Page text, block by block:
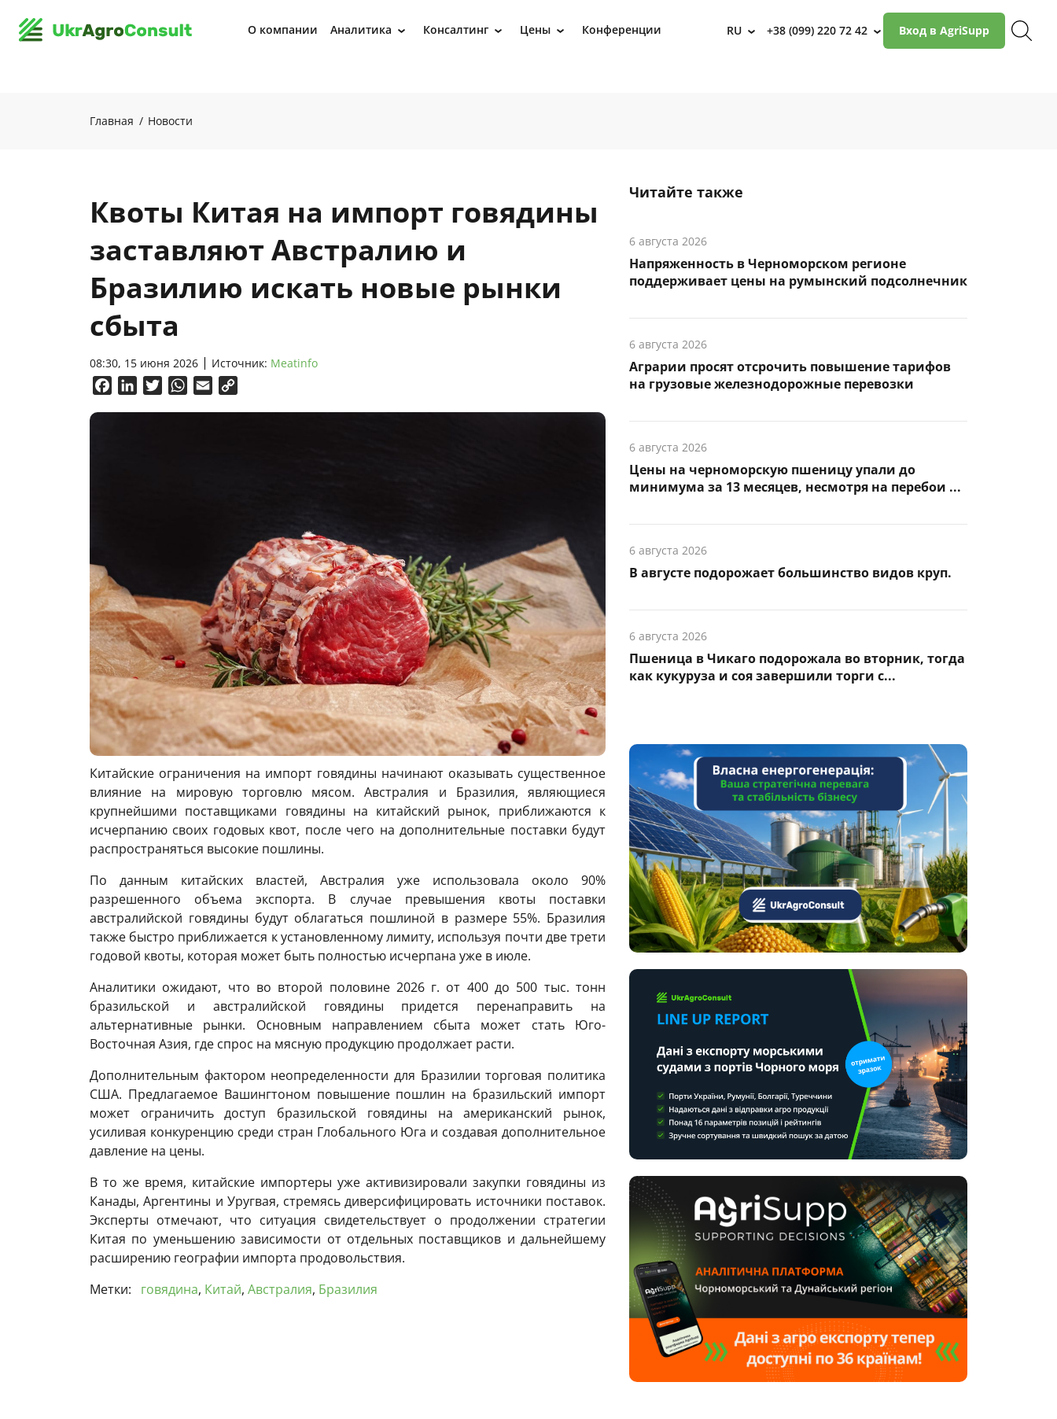
О компании Аналитика › Консалтинг › Цены › Конференции RU › +38 (099) 220 72 42 › Вход в AgriSupp
Главная Новости
Квоты Китая на импорт говядины
заставляют Австралию и
Бразилию искать новые рынки
сбыта
08:30, 15 июня 2026 Источник: Meatinfo
FacebookLinkedInTwitterWhatsApp
Email
Китайские ограничения на импорт говядины начинают оказывать существенное
влияние на мировую торговлю мясом. Австралия и Бразилия, являющиеся
крупнейшими поставщиками говядины на китайский рынок, приближаются к
исчерпанию своих годовых квот, после чего на дополнительные поставки будут
распространяться высокие пошлины.
По данным китайских властей, Австралия уже использовала около 90%
разрешенного объема экспорта. В случае превышения квоты поставки
австралийской говядины будут облагаться пошлиной в размере 55%. Бразилия
также быстро приближается к установленному лимиту, используя почти две трети
годовой квоты, которая может быть полностью исчерпана уже в июле.
Аналитики ожидают, что во второй половине 2026 г. от 400 до 500 тыс. тонн
бразильской и австралийской говядины придется перенаправить на
альтернативные рынки. Основным направлением сбыта может стать Юго-
Восточная Азия, где спрос на мясную продукцию продолжает расти.
Дополнительным фактором неопределенности для Бразилии торговая политика
США. Предлагаемое Вашингтоном повышение пошлин на бразильский импорт
может ограничить доступ бразильской говядины на американский рынок,
усиливая конкуренцию среди стран Глобального Юга и создавая дополнительное
давление на цены.
В то же время, китайские импортеры уже активизировали закупки говядины из
Канады, Аргентины и Уругвая, стремясь диверсифицировать источники поставок.
Эксперты отмечают, что ситуация свидетельствует о продолжении стратегии
Китая по уменьшению зависимости от отдельных поставщиков и дальнейшему
расширению географии импорта продовольствия.
Метки:
говядина, Китай, Австралия, Бразилия
Читайте также
6 августа 2026
Напряженность в Черноморском регионе
поддерживает цены на румынский подсолнечник
6 августа 2026
Аграрии просят отсрочить повышение тарифов
на грузовые железнодорожные перевозки
6 августа 2026
Цены на черноморскую пшеницу упали до
минимума за 13 месяцев, несмотря на перебои ...
6 августа 2026
В августе подорожает большинство видов круп.
6 августа 2026
Пшеница в Чикаго подорожала во вторник, тогда
как кукуруза и соя завершили торги с...